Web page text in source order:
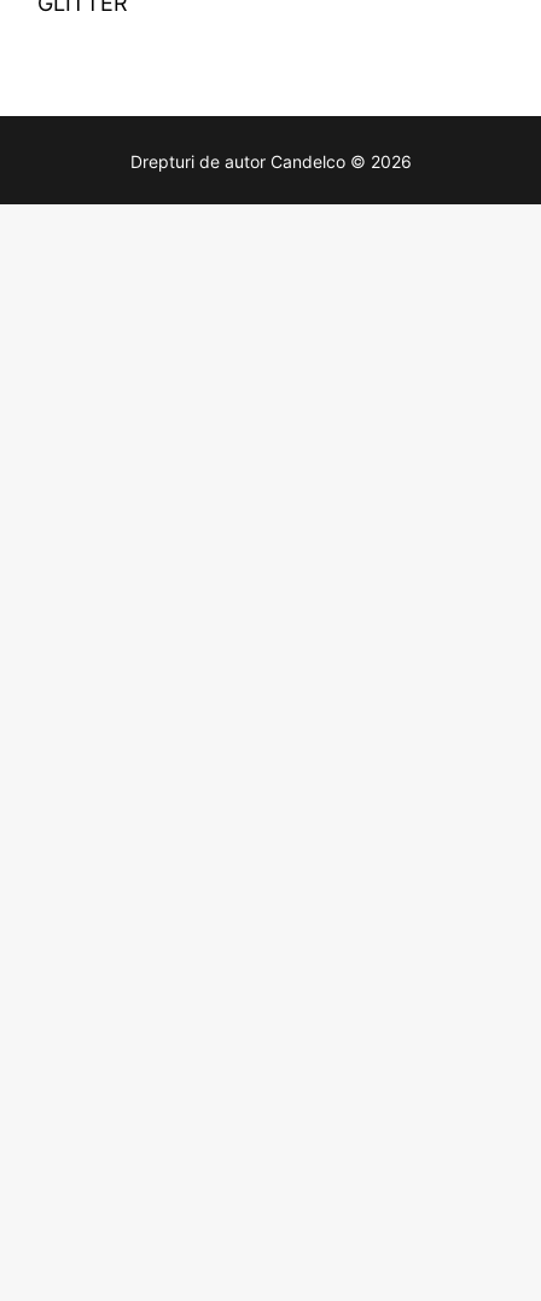
Drepturi de autor Candelco © 2026